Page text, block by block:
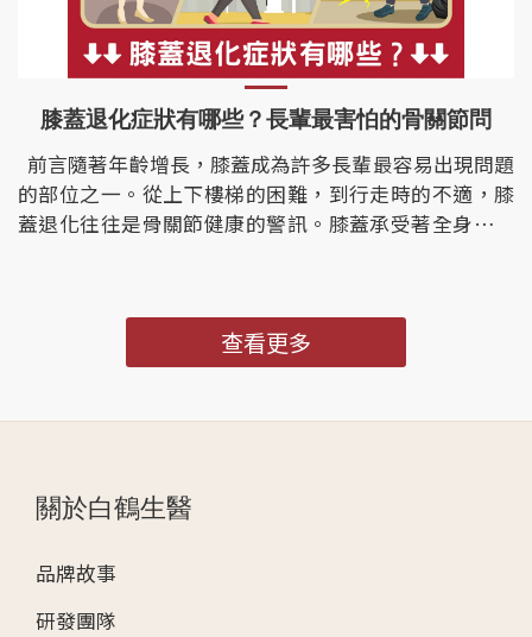
2025-02-10
膝蓋退化症狀有哪些？長輩最害怕的骨關節問
前言隨著年齡增長，膝蓋成為許多長輩最容易出現問題
的部位之一。從上下樓梯的困難，到行走時的不適，膝
蓋退化往往是骨關節健康的警訊。膝蓋承受著全身的重
會引發疼痛，更可能影響生活品質，甚至增加跌倒風
險。了解膝蓋退化症狀，掌握預防與護理的方法，能幫
助長輩有效延緩退化，重拾行動的自由與舒適！ 文章目
退化的常見問題？ 一、膝蓋退化症狀的常見表現 膝蓋
退化症狀出現時常常伴隨著退化性關節炎的早期徵兆，
的症狀 ：關節疼痛 膝蓋內部隱隱作痛，尤其在行走、上
下樓梯或久站後疼痛加劇，這是膝蓋退化症狀中最普遍
查看更多
關於白鶴生醫
品牌故事
研發團隊